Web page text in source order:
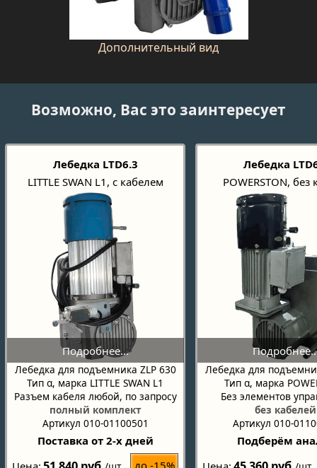
Дополнительный вид
Возможно, Вас это заинтересует
Лебедка LTD6.3
LITTLE SWAN L1, с кабелем
Лебедка для подъемника ZLP 630
Тип α, марка LITTLE SWAN L1
Разъем кабеля любой, по запросу
полный комплект
Артикул 010-01100501
Поставка от 2-х дней
Лебедка
POWERSTON, без
Лебедка для
Тип α, марка
Без элементов
без кабелей
Артикул 010-
Подберём